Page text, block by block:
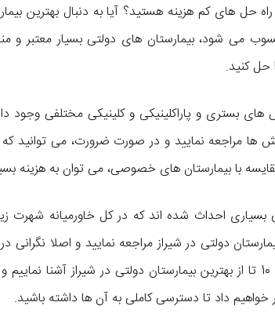
حل های کم هزینه هستید؟ آیا به دنبال بهترین
می شود، بیمارستان های دولتی بسیار معتبر و
حل کنید.
بستری و پاراکلینیکی و کلینیکی مختلفی وجود
ها مراجعه نمایید و در صورت ضرورت، می توانید
با بیمارستان های خصوصی، می توان به هزینه
بسیاری احداث شده اند که در کل خاورمیانه شهرت
دولتی در شیراز مراجعه نمایید و اصلا نگرانی
در ادامه مقاله همراه ما باشید تا شما را با 10 تا از بهترین بیمارستان
خواهیم داد تا دسترسی کاملی به آن ها داشته باشید.